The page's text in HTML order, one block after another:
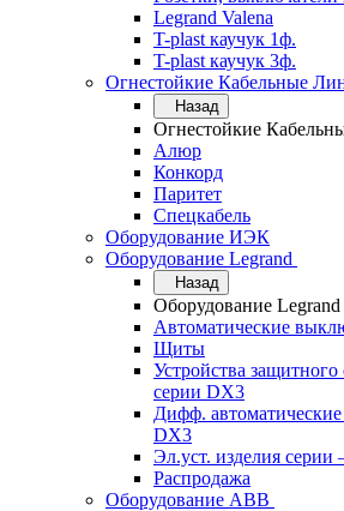
Legrand Valena
T-plast каучук 1ф.
T-plast каучук 3ф.
Огнестойкие Кабельные
Назад
Огнестойкие
Алюр
Конкорд
Паритет
Спецкабель
Оборудование ИЭК
Оборудование Legrand
Назад
Оборудование Legrand
Автоматические
Щиты
Устройства
серии DX3
Дифф.
DX3
Эл.уст. изделия серии
Распродажа
Оборудование АВВ